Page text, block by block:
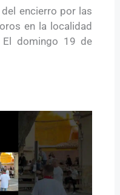
del encierro por las
en la localidad
El domingo 19 de